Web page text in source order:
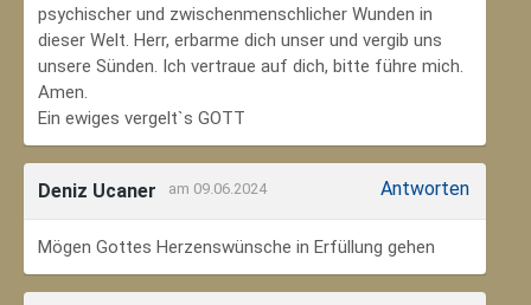
psychischer und zwischenmenschlicher Wunden in
dieser Welt. Herr, erbarme dich unser und vergib uns
unsere Sünden. Ich vertraue auf dich, bitte führe mich.
Amen.
Ein ewiges vergelt`s GOTT
Deniz Ucaner am 09.06.2024 Antworten
Mögen Gottes Herzenswünsche in Erfüllung gehen